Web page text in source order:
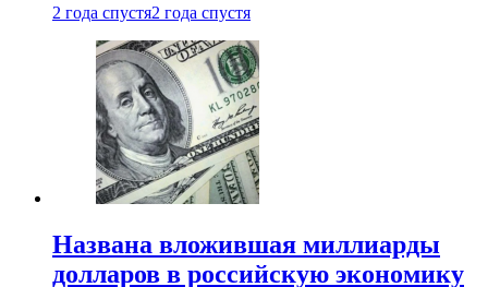
2 года спустя2 года спустя
Названа вложившая миллиарды
долларов в российскую экономику